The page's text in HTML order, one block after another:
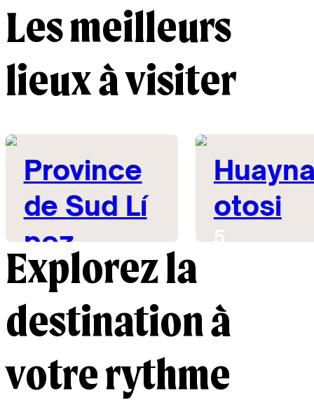
Les meilleurs
lieux à visiter
Province
de Sud Lí
pez
5
otosi
5
Explorez la
destination à
votre rythme